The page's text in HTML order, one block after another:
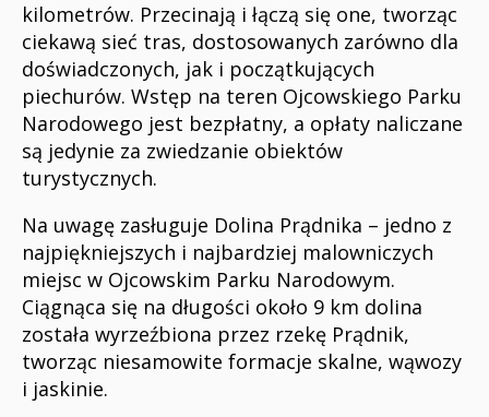
kilometrów. Przecinają i łączą się one, tworząc
ciekawą sieć tras, dostosowanych zarówno dla
doświadczonych, jak i początkujących
piechurów. Wstęp na teren Ojcowskiego Parku
Narodowego jest bezpłatny, a opłaty naliczane
są jedynie za zwiedzanie obiektów
turystycznych.
Na uwagę zasługuje Dolina Prądnika – jedno z
najpiękniejszych i najbardziej malowniczych
miejsc w Ojcowskim Parku Narodowym.
Ciągnąca się na długości około 9 km dolina
została wyrzeźbiona przez rzekę Prądnik,
tworząc niesamowite formacje skalne, wąwozy
i jaskinie.